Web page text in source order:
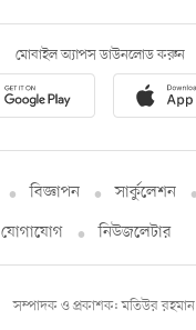
মোবাইল অ্যাপস ডাউনলোড করুন
বিজ্ঞাপন সার্কুলেশন
যোগাযোগ
নিউজলেটার
সম্পাদক ও প্রকাশক: মতিউর রহমান